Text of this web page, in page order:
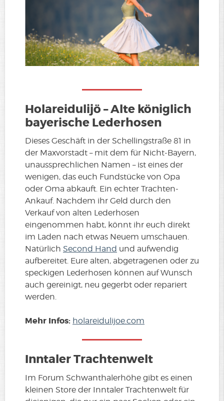
Holareidulijö – Alte königlich
bayerische Lederhosen
Dieses Geschäft in der Schellingstraße 81 in
der Maxvorstadt – mit dem für Nicht-Bayern,
unaussprechlichen Namen – ist eines der
wenigen, das euch Fundstücke von Opa
oder Oma abkauft. Ein echter Trachten-
Ankauf. Nachdem ihr Geld durch den
Verkauf von alten Lederhosen
eingenommen habt, könnt ihr euch direkt
im Laden nach etwas Neuem umschauen.
Natürlich Second Hand und aufwendig
aufbereitet. Eure alten, abgetragenen oder zu
speckigen Lederhosen können auf Wunsch
auch gereinigt, neu gegerbt oder repariert
werden.
Mehr Infos: holareidulijoe.com
Inntaler Trachtenwelt
Im Forum Schwanthalerhöhe gibt es einen
kleinen Store der Inntaler Trachtenwelt für